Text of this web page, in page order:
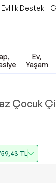
Evlilik Destek
Ev,
Yaşam
Çocuk
TL